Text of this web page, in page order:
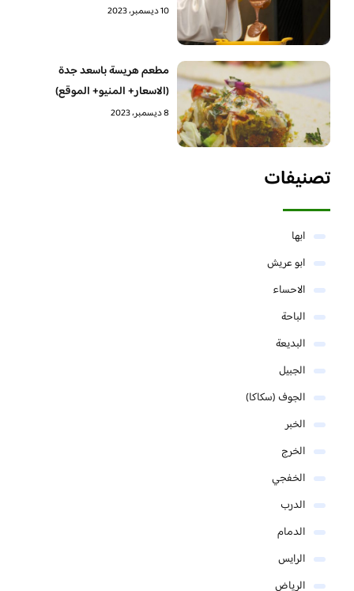
10 ديسمبر، 2023
مطعم هريسة باسعد جدة
(الاسعار+ المنيو+ الموقع)
8 ديسمبر، 2023
تصنيفات
ابها
ابو عريش
الاحساء
الباحة
البديعة
الجبيل
الجوف (سكاكا)
الخبر
الخرج
الخفجي
الدرب
الدمام
الرايس
الرياض